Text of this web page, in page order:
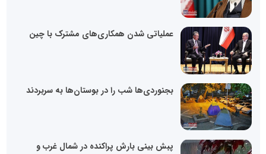
عملیاتی شدن همکاری‌های مشترک با چین
بجنوردی‌ها شب را در بوستان‌ها به سربردند
پبش بینی بارش پراکنده در شمال غرب و